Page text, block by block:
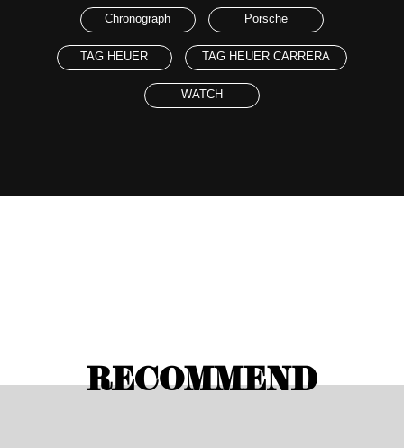
Chronograph Porsche
TAG HEUER TAG HEUER CARRERA
WATCH
RECOMMEND